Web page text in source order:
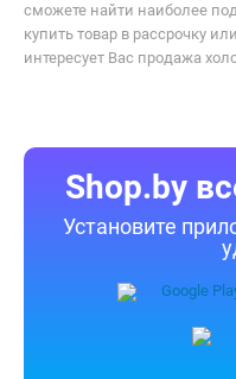
сможете найти наиболее
купить товар в рассрочку
интересует Вас продажа
Shop.by
Установите